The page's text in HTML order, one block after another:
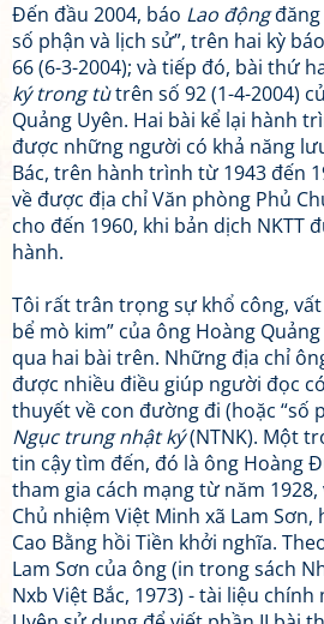
Đến đầu 2004, báo Lao độngđăng
số phận và lịch sử”, trên hai kỳ
66 (6-3-2004); và tiếp đó, bài thứ
ký trong tùtrên số 92 (1-4-2004)
Quảng Uyên. Hai bài kể lại hành
được những người có khả năng
Bác, trên hành trình từ 1943 đến
về được địa chỉ Văn phòng Phủ
cho đến 1960, khi bản dịch NKTT
hành.
Tôi rất trân trọng sự khổ công,
bể mò kim” của ông Hoàng
qua hai bài trên. Những địa chỉ
được nhiều điều giúp người đọc
thuyết về con đường đi (hoặc “số
Ngục trung nhật ký(NTNK). Một
tin cậy tìm đến, đó là ông Hoàng
tham gia cách mạng từ năm
Chủ nhiệm Việt Minh xã Lam Sơn,
Cao Bằng hồi Tiền khởi nghĩa.
Lam Sơn của ông (in trong sách
Nxb Việt Bắc, 1973) - tài liệu